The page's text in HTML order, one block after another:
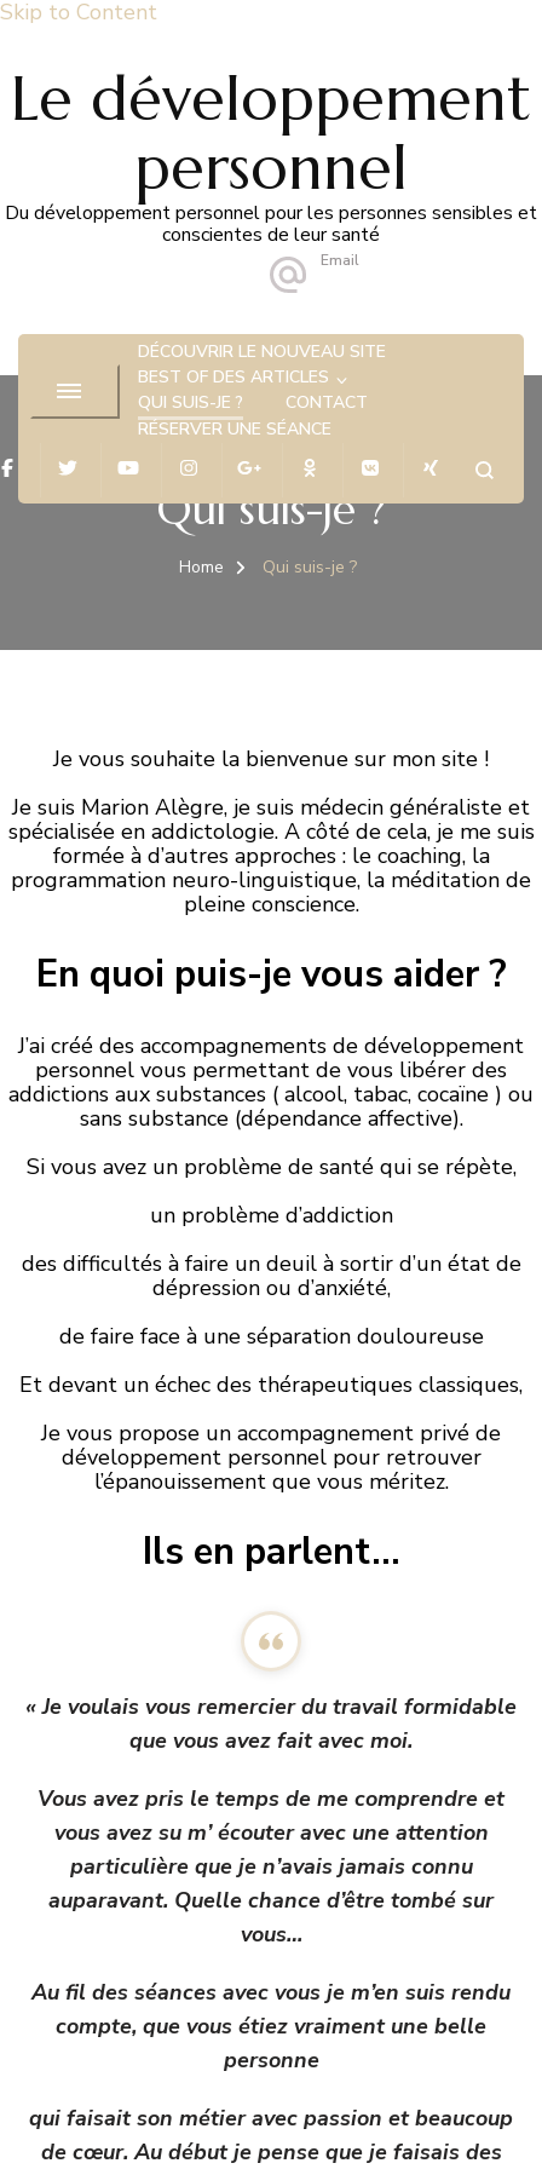
Skip to Content
Le développement
personnel
Du développement personnel pour les personnes sensibles et
conscientes de leur santé
Email
DÉCOUVRIR LE NOUVEAU SITE
BEST OF DES ARTICLES
QUI SUIS-JE ?
CONTACT
RÉSERVER UNE SÉANCE
Qui suis-je ?
Home Qui suis-je ?
Je vous souhaite la bienvenue sur mon site !
Je suis Marion Alègre, je suis médecin généraliste et
spécialisée en addictologie. A côté de cela, je me suis
formée à d’autres approches : le coaching, la
programmation neuro-linguistique, la méditation de
pleine conscience.
En quoi puis-je vous aider ?
J’ai créé des accompagnements de développement
personnel vous permettant de vous libérer des
addictions aux substances ( alcool, tabac, cocaïne ) ou
sans substance (dépendance affective).
Si vous avez un problème de santé qui se répète,
un problème d’addiction
des difficultés à faire un deuil à sortir d’un état de
dépression ou d’anxiété,
de faire face à une séparation douloureuse
Et devant un échec des thérapeutiques classiques,
Je vous propose un accompagnement privé de
développement personnel pour retrouver
l’épanouissement que vous méritez.
Ils en parlent…
« Je voulais vous remercier du travail formidable
que vous avez fait avec moi.
Vous avez pris le temps de me comprendre et
vous avez su m’ écouter avec une attention
particulière que je n’avais jamais connu
auparavant. Quelle chance d’être tombé sur
vous…
Au fil des séances avec vous je m’en suis rendu
compte, que vous étiez vraiment une belle
personne
qui faisait son métier avec passion et beaucoup
de cœur. Au début je pense que je faisais des